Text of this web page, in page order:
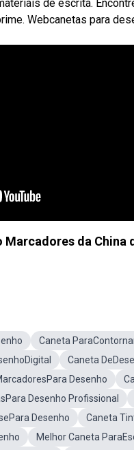
de escrita.
Webcanetas para
Marcadores da China
Caneta
Caneta
Desenho
Desenho Profissional
Desenho Caneta
Melhor Caneta